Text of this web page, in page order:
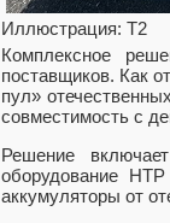
Иллюстрация: T2
Комплексное
поставщиков. Как
пул»
совместимость с
Решение
оборудование
аккумуляторы от